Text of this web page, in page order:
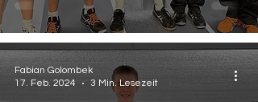
seiner
Vereinsgeschichte den
Landkreispokal
Fabian Golombek
17. Feb. 2024
3 Min. Lesezeit